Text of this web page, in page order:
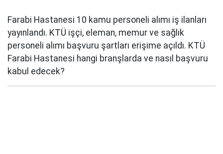
Farabi Hastanesi 10 kamu personeli alımı iş ilanları
yayınlandı. KTÜ işçi, eleman, memur ve sağlık
personeli alımı başvuru şartları erişime açıldı. KTÜ
Farabi Hastanesi hangi branşlarda ve nasıl başvuru
kabul edecek?